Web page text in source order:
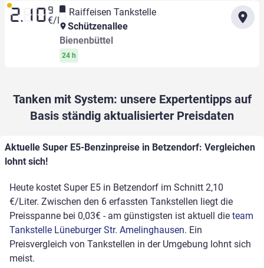
2.10 9
€/l
Raiffeisen Tankstelle
Schützenallee
Bienenbüttel
24 h
Tanken mit System: unsere Expertentipps auf
Basis ständig aktualisierter Preisdaten
Aktuelle Super E5-Benzinpreise in Betzendorf: Vergleichen
lohnt sich!
Heute kostet Super E5 in Betzendorf im Schnitt 2,10
€/Liter. Zwischen den 6 erfassten Tankstellen liegt die
Preisspanne bei 0,03€ - am günstigsten ist aktuell die team
Tankstelle Lüneburger Str. Amelinghausen. Ein
Preisvergleich von Tankstellen in der Umgebung lohnt sich
meist.